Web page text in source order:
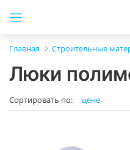
Главная Строительные
Люки
Сортировать по: цене